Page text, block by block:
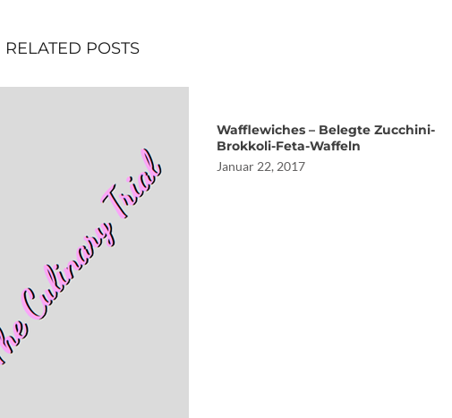
RELATED POSTS
Wafflewiches – Belegte Zucchini-
Brokkoli-Feta-Waffeln
Januar 22, 2017